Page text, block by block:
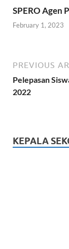
SPERO Agen
February 1, 2023
PREVIOUS
Pelepasan
2022
KEPALA